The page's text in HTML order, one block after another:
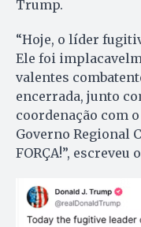
Trump.
“Hoje, o líder
Ele foi
valentes
encerrada, junto
coordenação com
Governo Regional
FORÇA!”, escreveu